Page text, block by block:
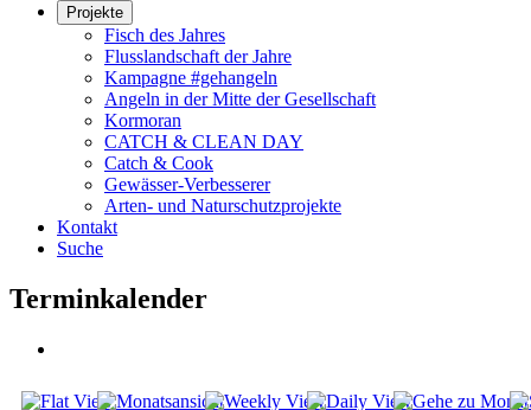
Projekte
Fisch des Jahres
Flusslandschaft der Jahre
Kampagne #gehangeln
Angeln in der Mitte der Gesellschaft
Kormoran
CATCH & CLEAN DAY
Catch & Cook
Gewässer-Verbesserer
Arten- und Naturschutzprojekte
Kontakt
Suche
Terminkalender